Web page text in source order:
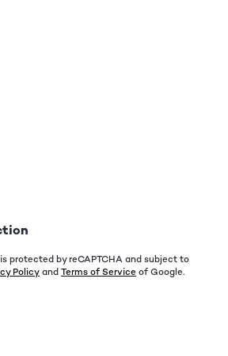
Teller wirkt ein wenig billig,
auf denen die
aber einen Lift der recht
einem Sideboard oder
protected by reCAPTCHA and subject to
Policy and Terms of Service of Google.